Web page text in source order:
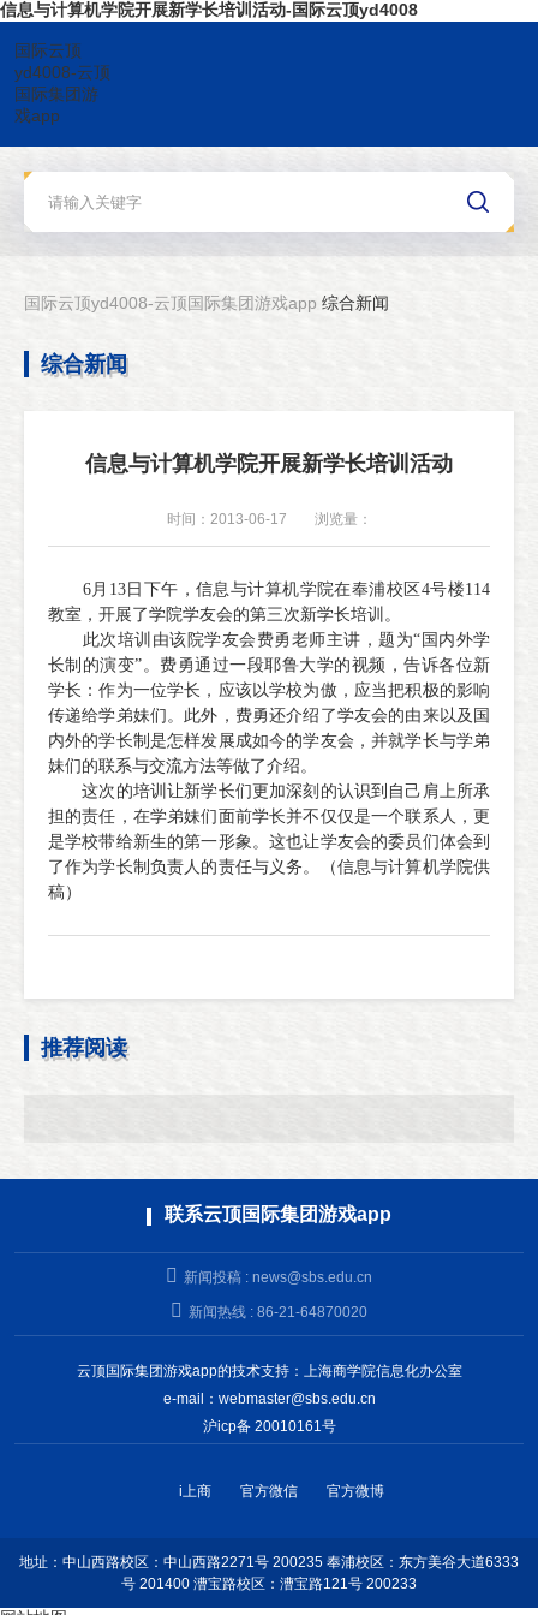
信息与计算机学院开展新学长培训活动-国际云顶yd4008
国际云顶
yd4008-云顶
国际集团游
戏app
国际云顶yd4008-云顶国际集团游戏app 综合新闻
综合新闻
信息与计算机学院开展新学长培训活动
时间：2013-06-17 浏览量：
6月13日下午，信息与计算机学院在奉浦校区4号楼114
教室，开展了学院学友会的第三次新学长培训。
此次培训由该院学友会费勇老师主讲，题为“国内外学
长制的演变”。费勇通过一段耶鲁大学的视频，告诉各位新
学长：作为一位学长，应该以学校为傲，应当把积极的影响
传递给学弟妹们。此外，费勇还介绍了学友会的由来以及国
内外的学长制是怎样发展成如今的学友会，并就学长与学弟
妹们的联系与交流方法等做了介绍。
这次的培训让新学长们更加深刻的认识到自己肩上所承
担的责任，在学弟妹们面前学长并不仅仅是一个联系人，更
是学校带给新生的第一形象。这也让学友会的委员们体会到
了作为学长制负责人的责任与义务。（信息与计算机学院供
稿）
推荐阅读
联系云顶国际集团游戏app
新闻投稿 : news@sbs.edu.cn
新闻热线 : 86-21-64870020
云顶国际集团游戏app的技术支持：上海商学院信息化办公室
e-mail： webmaster@sbs.edu.cn
沪icp备 20010161号
i上商 官方微信 官方微博
地址：中山西路校区：中山西路2271号 200235 奉浦校区：东方美谷大道6333
号 201400 漕宝路校区：漕宝路121号 200233